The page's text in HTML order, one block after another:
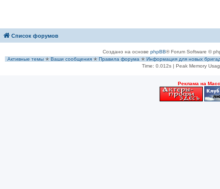
Список форумов
Создано на основе phpBB® Forum Software ©
Активные темы ✭ Ваши сообщения ✭ Правила форума ✭ Информация для новых
Time: 0.012s| Peak Memory
Рeклама на